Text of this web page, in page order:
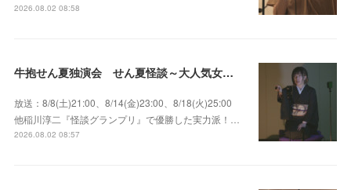
2026.08.02 08:58
牛抱せん夏独演会 せん夏怪談～大人気女性怪談師とっておきの背筋も凍る…
放送：8/8(土)21:00、8/14(金)23:00、8/18(火)25:00
他稲川淳二『怪談グランプリ』で優勝した実力派！…
2026.08.02 08:57